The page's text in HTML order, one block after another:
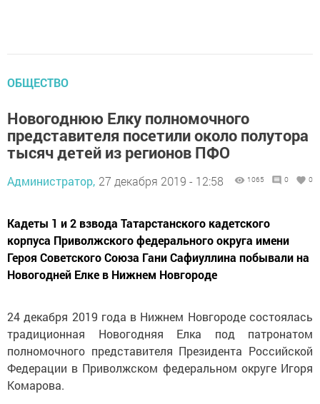
ОБЩЕСТВО
Новогоднюю Елку полномочного
представителя посетили около полутора
тысяч детей из регионов ПФО
Администратор, 27 декабря 2019 - 12:58 1065 0 0
Кадеты 1 и 2 взвода Татарстанского кадетского
корпуса Приволжского федерального округа имени
Героя Советского Союза Гани Сафиуллина побывали на
Новогодней Елке в Нижнем Новгороде
24 декабря 2019 года в Нижнем Новгороде состоялась
традиционная Новогодняя Елка под патронатом
полномочного представителя Президента Российской
Федерации в Приволжском федеральном округе Игоря
Комарова.